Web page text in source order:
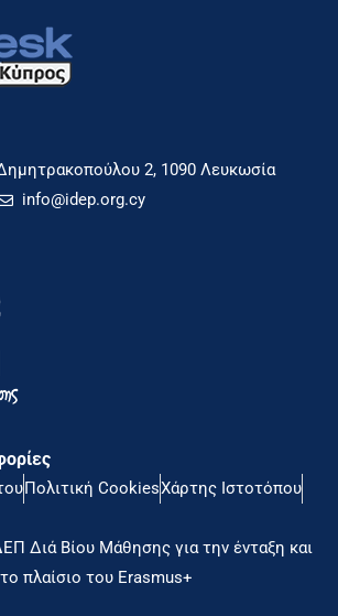
2, 1090 Λευκωσία
info@idep.org.cy
Πολιτική CookiesΧάρτης Ιστοτόπου
Διά Βίου Μάθησης για την ένταξη και
πλαίσιο του Erasmus+